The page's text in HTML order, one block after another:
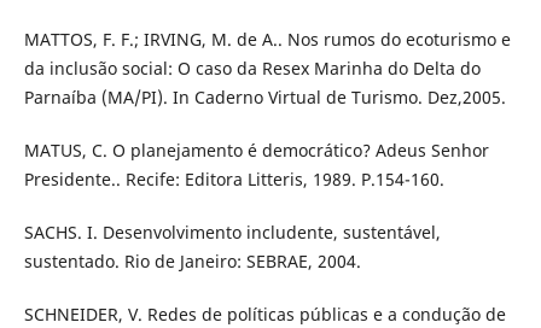
MATTOS, F. F.; IRVING, M. de A.. Nos rumos do ecoturismo e
da inclusão social: O caso da Resex Marinha do Delta do
Parnaíba (MA/PI). In Caderno Virtual de Turismo. Dez,2005.
MATUS, C. O planejamento é democrático? Adeus Senhor
Presidente.. Recife: Editora Litteris, 1989. P.154-160.
SACHS. I. Desenvolvimento includente, sustentável,
sustentado. Rio de Janeiro: SEBRAE, 2004.
SCHNEIDER, V. Redes de políticas públicas e a condução de